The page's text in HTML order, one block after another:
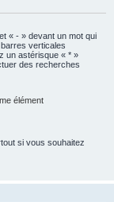
« - » devant un mot qui
verticales
un astérisque « * »
des recherches
élément
si vous souhaitez